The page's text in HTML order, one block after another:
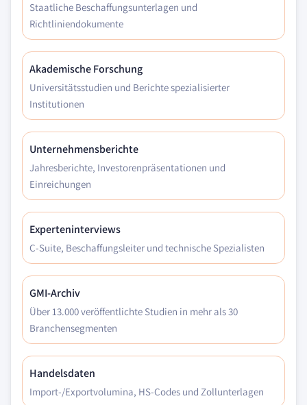
Staatliche Beschaffungsunterlagen und
Richtliniendokumente
Akademische Forschung
Universitätsstudien und Berichte spezialisierter
Institutionen
Unternehmensberichte
Jahresberichte, Investorenpräsentationen und
Einreichungen
Experteninterviews
C-Suite, Beschaffungsleiter und technische Spezialisten
GMI-Archiv
Über 13.000 veröffentlichte Studien in mehr als 30
Branchensegmenten
Handelsdaten
Import-/Exportvolumina, HS-Codes und Zollunterlagen